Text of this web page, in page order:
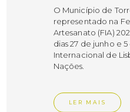
O Município de
representado na
Artesanato (FIA)
dias 27 de junho e
Internacional de
Nações.
LER MAIS